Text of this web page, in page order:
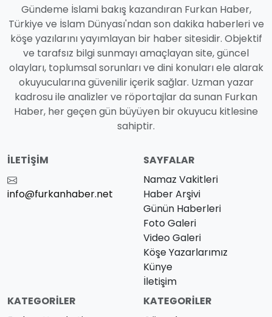
Gündeme İslami bakış kazandıran Furkan Haber,
Türkiye ve İslam Dünyası'ndan son dakika haberleri ve
köşe yazılarını yayımlayan bir haber sitesidir. Objektif
ve tarafsız bilgi sunmayı amaçlayan site, güncel
olayları, toplumsal sorunları ve dini konuları ele alarak
okuyucularına güvenilir içerik sağlar. Uzman yazar
kadrosu ile analizler ve röportajlar da sunan Furkan
Haber, her geçen gün büyüyen bir okuyucu kitlesine
sahiptir.
İLETIŞIM
info@furkanhaber.net
SAYFALAR
Namaz Vakitleri
Haber Arşivi
Günün Haberleri
Foto Galeri
Video Galeri
Köşe Yazarlarımız
Künye
İletişim
KATEGORILER
KATEGORILER